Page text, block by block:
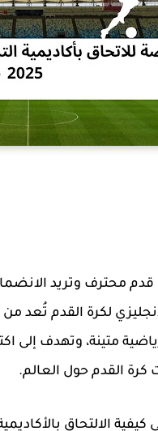
محترف وتريد
لكرة القدم
متينة، وتهدف إلى
القدم حول العالم.